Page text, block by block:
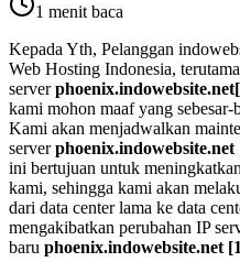
1 menit baca
Kepada Yth, Pelanggan
Web Hosting Indonesia,
server
kami mohon maaf yang sebesar-
Kami akan menjadwalkan
serverphoenix.indowebsite.net
ini bertujuan untuk
kami, sehingga kami akan
dari data center lama ke data
mengakibatkan perubahan IP
baru phoenix.indowebsite.net